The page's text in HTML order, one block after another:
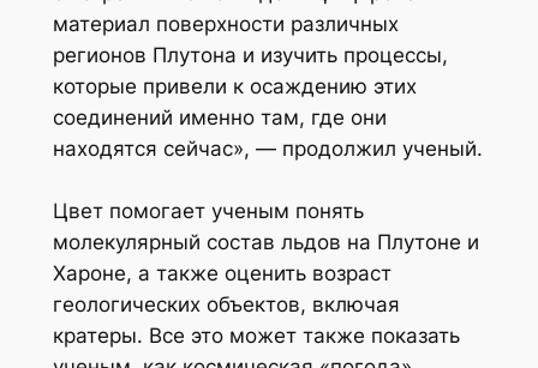
материал поверхности различных
регионов Плутона и изучить процессы,
которые привели к осаждению этих
соединений именно там, где они
находятся сейчас», — продолжил ученый.
Цвет помогает ученым понять
молекулярный состав льдов на Плутоне и
Хароне, а также оценить возраст
геологических объектов, включая
кратеры. Все это может также показать